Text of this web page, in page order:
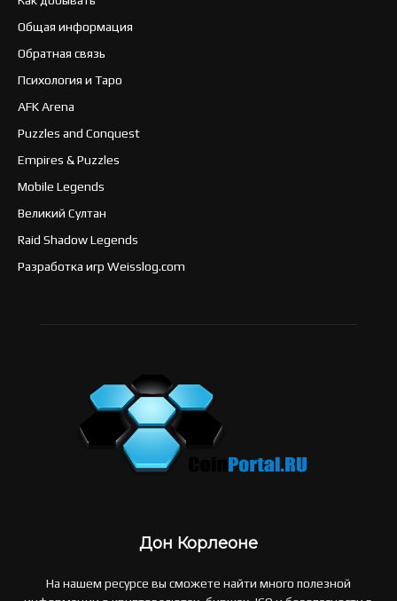
Общая информация
Обратная связь
Психология и Таро
AFK Arena
Puzzles and Conquest
Empires & Puzzles
Mobile Legends
Великий Султан
Raid Shadow Legends
Разработка игр Weisslog.com
Дон Корлеоне
На нашем ресурсе вы сможете найти много полезной